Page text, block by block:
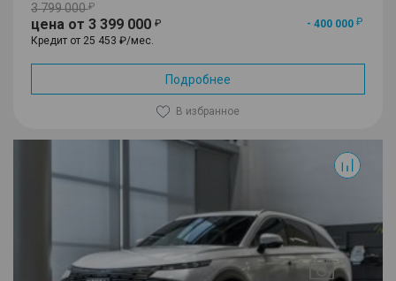
3 799 000
цена от 3 399 000
- 400 000
Кредит от 25 453 ₽/мес.
Подробнее
В избранное